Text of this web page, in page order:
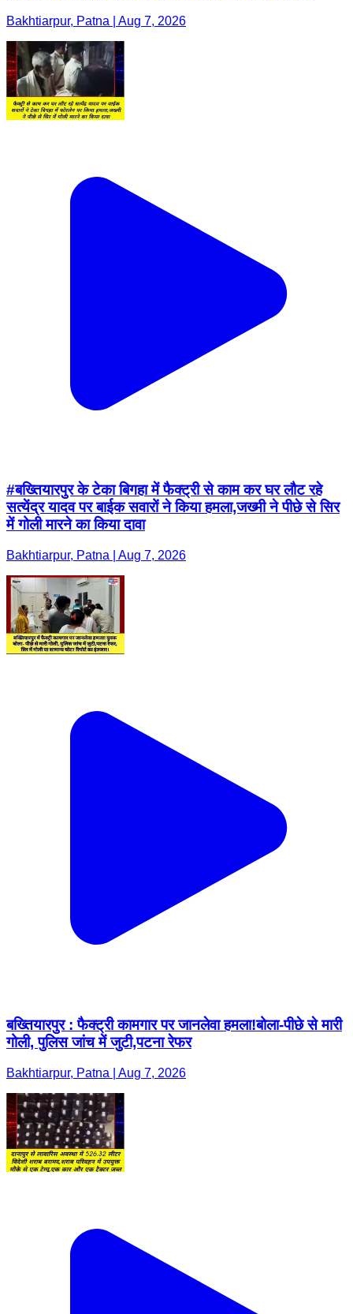
Bakhtiarpur, Patna | Aug 7, 2026
#बख्तियारपुर के टेका बिगहा में फैक्ट्री से काम कर घर लौट रहे
सत्येंद्र यादव पर बाईक सवारों ने किया हमला,जख्मी ने पीछे से सिर
में गोली मारने का किया दावा
Bakhtiarpur, Patna | Aug 7, 2026
बख्तियारपुर : फैक्ट्री कामगार पर जानलेवा हमला!बोला-पीछे से मारी
गोली, पुलिस जांच में जुटी,पटना रेफर
Bakhtiarpur, Patna | Aug 7, 2026